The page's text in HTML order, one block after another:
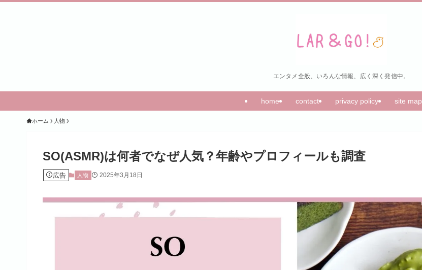
エンタメ全般、いろんな情報、広く深く発信中。
home contact privacy policy site map
ホーム 人物
SO(ASMR)は何者でなぜ人気？年齢やプロフィールも調査
広告 人物 2025年3月18日